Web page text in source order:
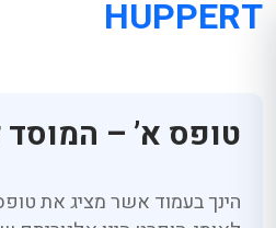
HUPPERT
טופס א’ – המוסד
הינך בעמוד אשר מציג את